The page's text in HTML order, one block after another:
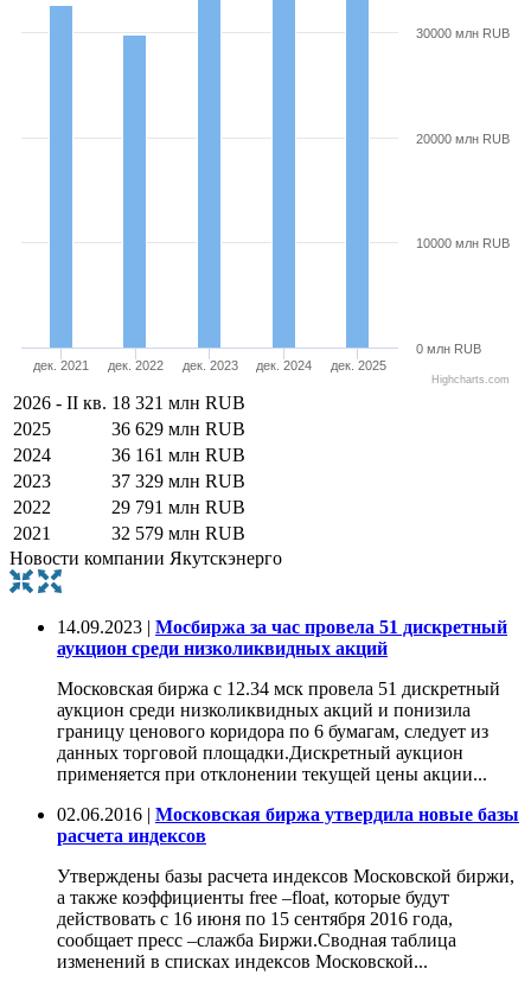
дек. 2021 дек. 2022 дек. 2023 дек. 2024 дек. 2025
0 млн RUB
10000 млн RUB
20000 млн RUB
30000 млн RUB
Highcharts.com
2026 - II кв. 18 321 млн RUB
2025
36 629 млн RUB
2024
36 161 млн RUB
2023
37 329 млн RUB
2022
29 791 млн RUB
2021
32 579 млн RUB
Новости компании Якутскэнерго
14.09.2023 | Мосбиржа за час провела 51 дискретный
аукцион среди низколиквидных акций
Московская биржа с 12.34 мск провела 51 дискретный
аукцион среди низколиквидных акций и понизила
границу ценового коридора по 6 бумагам, следует из
данных торговой площадки.Дискретный аукцион
применяется при отклонении текущей цены акции...
02.06.2016 | Московская биржа утвердила новые базы
расчета индексов
Утверждены базы расчета индексов Московской биржи,
а также коэффициенты free –float, которые будут
действовать с 16 июня по 15 сентября 2016 года,
сообщает пресс –слажба Биржи.Сводная таблица
изменений в списках индексов Московской...